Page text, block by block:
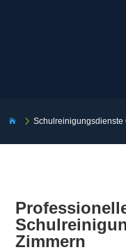
 5Schulreinigungsdienste
Zimmern